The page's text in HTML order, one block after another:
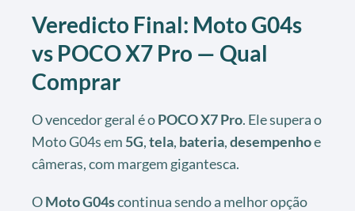
Veredicto Final: Moto G04s
vs POCO X7 Pro — Qual
Comprar
O vencedor geral é oPOCO X7 Pro. Ele supera o
Moto G04s em 5G,tela, bateria,desempenhoe
câmeras, com margem gigantesca.
OMoto G04scontinua sendo a melhor opção